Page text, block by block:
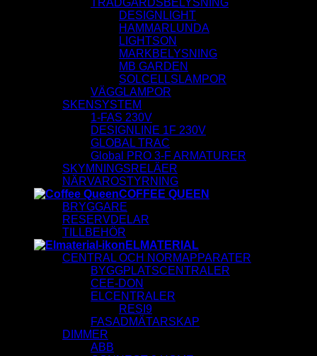
TRÄDGÅRDSBELYSNING
DESIGNLIGHT
HAMMARLUNDA
LIGHTSON
MARKBELYSNING
MB GARDEN
SOLCELLSLAMPOR
VÄGGLAMPOR
SKENSYSTEM
1-FAS 230V
DESIGNLINE 1F 230V
GLOBAL TRAC
Global PRO 3-F ARMATURER
SKYMNINGSRELÄER
NÄRVAROSTYRNING
COFFEE QUEEN
BRYGGARE
RESERVDELAR
TILLBEHÖR
ELMATERIAL
CENTRAL OCH NORMAPPARATER
BYGGPLATSCENTRALER
CEE-DON
ELCENTRALER
RESI9
FASADMÄTARSKAP
DIMMER
ABB